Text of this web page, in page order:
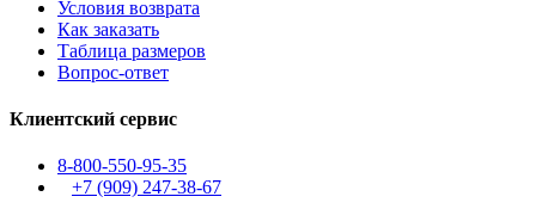
Условия возврата
Как заказать
Таблица размеров
Вопрос-ответ
Клиентский сервис
8-800-550-95-35
+7 (909) 247-38-67